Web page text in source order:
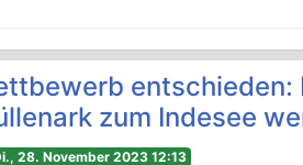
entschieden:
zum Indesee
28. November 2023 12:13